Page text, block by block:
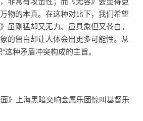
物的本真。在这种对比下，我们希望
虽刚猛却又无力、虽具象但又苍白。
的留白却让人体会出更多可能性。从
这种矛盾冲突构成的主旨。